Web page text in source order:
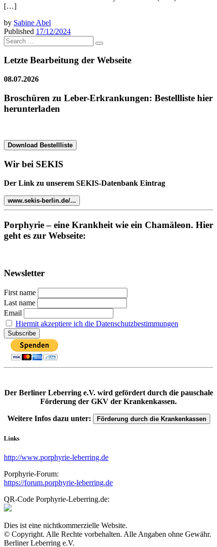
[…]
by Sabine Abel
Published 17/12/2024
Search
Search
Letzte Bearbeitung der Webseite
08.07.2026
Broschüren zu Leber-Erkrankungen: Bestellliste hier
herunterladen
Download Bestellliste
Wir bei SEKIS
Der Link zu unserem SEKIS-Datenbank Eintrag
www.sekis-berlin.de/...
Porphyrie – eine Krankheit wie ein Chamäleon. Hier
geht es zur Webseite:
Newsletter
First name
Last name
Email
Hiermit akzeptiere ich die Datenschutzbestimmungen
Der Berliner Leberring e.V. wird gefördert durch die pauschale
Förderung der GKV der Krankenkassen.
Weitere Infos dazu unter: Förderung durch die Krankenkassen
Links
http://www.porphyrie-leberring.de
Porphyrie-Forum:
https://forum.porphyrie-leberring.de
QR-Code Porphyrie-Leberring.de:
Dies ist eine nichtkommerzielle Website.
© Copyright. Alle Rechte vorbehalten. Alle Angaben ohne Gewähr.
Berliner Leberring e.V.